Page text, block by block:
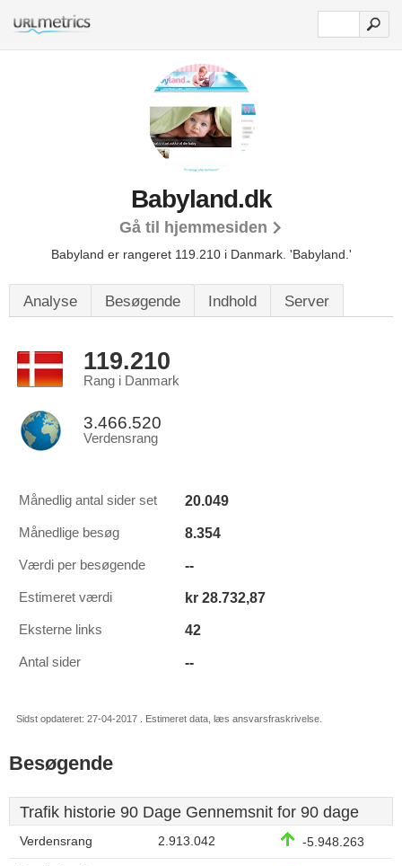
Babyland.dk
Gå til hjemmesiden
Babyland er rangeret 119.210 i Danmark. 'Babyland.'
Analyse Besøgende Indhold Server
119.210
Rang i Danmark
3.466.520
Verdensrang
Månedlig antal sider set 20.049
Månedlige besøg 8.354
Værdi per besøgende --
Estimeret værdi kr 28.732,87
Eksterne links 42
Antal sider --
Sidst opdateret: 27-04-2017 . Estimeret data, læs ansvarsfraskrivelse.
Besøgende
Trafik historie 90 Dage Gennemsnit for 90 dage
Verdensrang 2.913.042 -5.948.263